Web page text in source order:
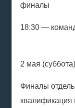
финалы
18:30 —
2 мая (суббота)
Финалы
квалификация